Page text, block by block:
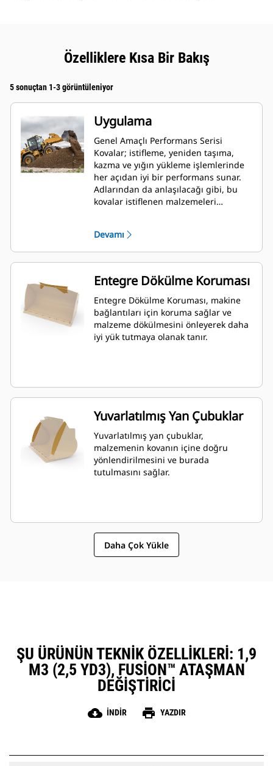
Özelliklere Kısa Bir Bakış
5 sonuçtan 1-3 görüntüleniyor
Uygulama
Genel Amaçlı Performans Serisi
Kovalar; istifleme, yeniden taşıma,
kazma ve yığın yükleme işlemlerinde
her açıdan iyi bir performans sunar.
Adlarından da anlaşılacağı gibi, bu
kovalar istiflenen malzemeleri
standart koparma kuvvetleri ve
aşınma koşulları için tasarlanmıştır.
Geri sürükleme ve tesviye
uygulamaları için idealdir. Performans
Serisi kovalar için dolum faktörü,
belirtilen kapasitenin %115 kadar
üstüne çıkabilir.
Devamı
Entegre Dökülme Koruması
Entegre Dökülme Koruması, makine
bağlantıları için koruma sağlar ve
malzeme dökülmesini önleyerek daha
iyi yük tutmaya olanak tanır.
Yuvarlatılmış Yan Çubuklar
Yuvarlatılmış yan çubuklar,
malzemenin kovanın içine doğru
yönlendirilmesini ve burada
tutulmasını sağlar.
Daha Çok Yükle
ŞU ÜRÜNÜN TEKNIK ÖZELLIKLERI: 1,9
M3 (2,5 YD3), FUSION™ ATAŞMAN
DEĞIŞTIRICI
cloud_download İNDIR print YAZDIR